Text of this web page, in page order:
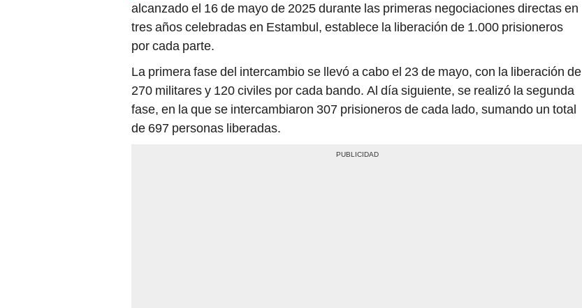
alcanzado el 16 de mayo de 2025 durante las primeras negociaciones directas en
tres años celebradas en Estambul, establece la liberación de 1.000 prisioneros
por cada parte.
La primera fase del intercambio se llevó a cabo el 23 de mayo, con la liberación de
270 militares y 120 civiles por cada bando. Al día siguiente, se realizó la segunda
fase, en la que se intercambiaron 307 prisioneros de cada lado, sumando un total
de 697 personas liberadas.